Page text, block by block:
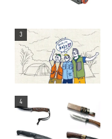
3
4